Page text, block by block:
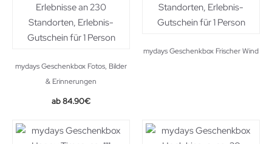
mydays Geschenkbox Fotos, Bilder
& Erinnerungen
84.90€
mydays Geschenkbox Frischer Wind